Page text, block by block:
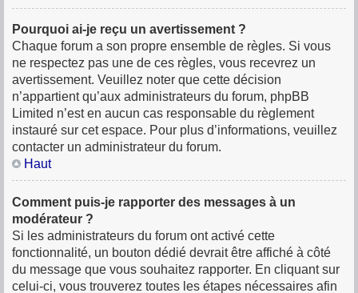
Pourquoi ai-je reçu un avertissement ?
Chaque forum a son propre ensemble de règles. Si vous
ne respectez pas une de ces règles, vous recevrez un
avertissement. Veuillez noter que cette décision
n’appartient qu’aux administrateurs du forum, phpBB
Limited n’est en aucun cas responsable du règlement
instauré sur cet espace. Pour plus d’informations, veuillez
contacter un administrateur du forum.
Haut
Comment puis-je rapporter des messages à un
modérateur ?
Si les administrateurs du forum ont activé cette
fonctionnalité, un bouton dédié devrait être affiché à côté
du message que vous souhaitez rapporter. En cliquant sur
celui-ci, vous trouverez toutes les étapes nécessaires afin